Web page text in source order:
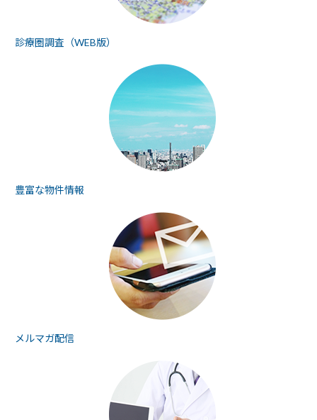
診療圏調査（WEB版）
豊富な物件情報
メルマガ配信